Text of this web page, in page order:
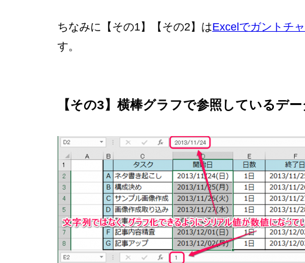
ちなみに【その1】【その2】はExcelでガントチ
す。
【その3】横棒グラフで参照しているデ